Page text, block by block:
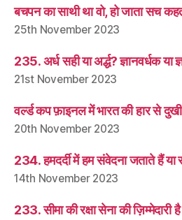
बचपन का साथी था वो, हो जाता सच
25th November 2023
235. अर्ध सही या अर्द्ध? ज्ञानवर्धक या
21st November 2023
वर्ल्ड कप फ़ाइनल में भारत की हार से
20th November 2023
234. हमदर्दी में हम संवेदना जताते हैं या
14th November 2023
233. सीमा की रक्षा सेना की ज़िम्मेदारी है